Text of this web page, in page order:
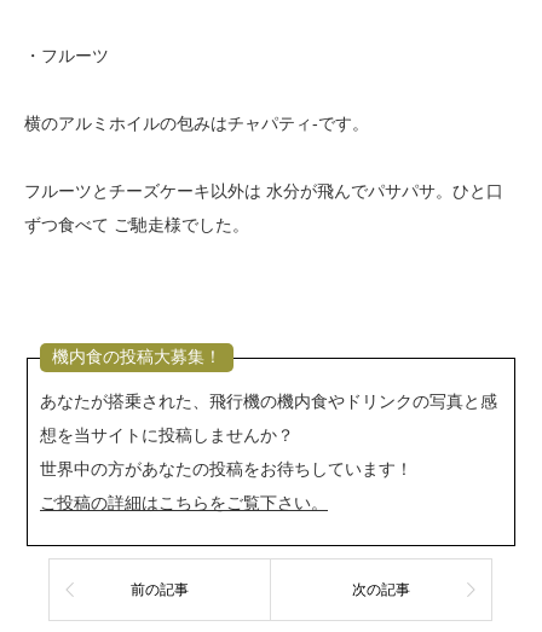
・フルーツ
横のアルミホイルの包みはチャパティ-です。
フルーツとチーズケーキ以外は 水分が飛んでパサパサ。ひと口
ずつ食べて ご馳走様でした。
機内食の投稿大募集！
あなたが搭乗された、飛行機の機内食やドリンクの写真と感
想を当サイトに投稿しませんか？
世界中の方があなたの投稿をお待ちしています！
ご投稿の詳細はこちらをご覧下さい。
前の記事 次の記事